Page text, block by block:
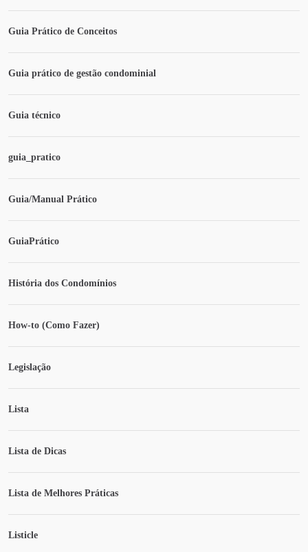
Guia Prático de Conceitos
Guia prático de gestão condominial
Guia técnico
guia_pratico
Guia/Manual Prático
GuiaPrático
História dos Condomínios
How-to (Como Fazer)
Legislação
Lista
Lista de Dicas
Lista de Melhores Práticas
Listicle